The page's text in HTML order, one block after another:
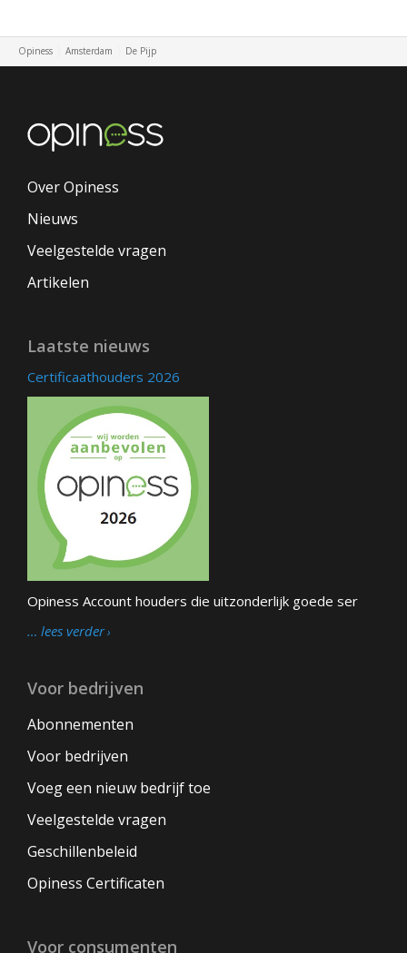
Opiness Amsterdam De Pijp
Over Opiness
Nieuws
Veelgestelde vragen
Artikelen
Laatste nieuws
Certificaathouders 2026
Opiness Account houders die uitzonderlijk goede ser
… lees verder
Voor bedrijven
Abonnementen
Voor bedrijven
Voeg een nieuw bedrijf toe
Veelgestelde vragen
Geschillenbeleid
Opiness Certificaten
Voor consumenten